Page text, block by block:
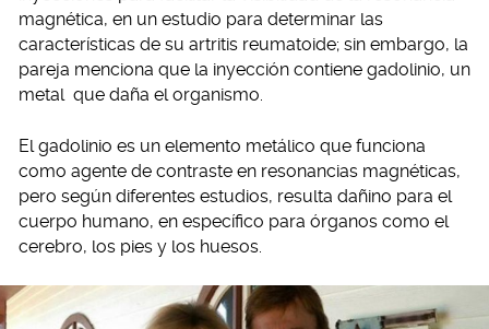
magnética, en un estudio para determinar las
características de su artritis reumatoide; sin embargo, la
pareja menciona que la inyección contiene gadolinio, un
metal que daña el organismo.
El gadolinio es un elemento metálico que funciona
como agente de contraste en resonancias magnéticas,
pero según diferentes estudios, resulta dañino para el
cuerpo humano, en específico para órganos como el
cerebro, los pies y los huesos.